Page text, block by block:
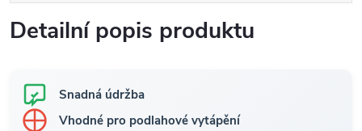
Detailní popis produktu
Snadná údržba
Vhodné pro podlahové vytápění